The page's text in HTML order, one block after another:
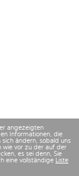
angezeigten
Informationen, die
ändern, sobald uns
wie vor zu der auf der
es sei denn, Sie
eine vollständige Liste